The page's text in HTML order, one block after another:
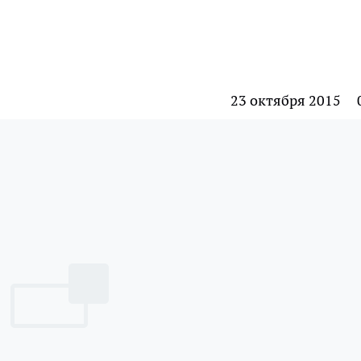
23 октября 2015